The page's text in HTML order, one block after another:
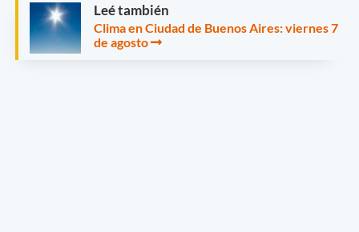
Leé también
Clima en Ciudad de Buenos Aires: viernes 7
de agosto